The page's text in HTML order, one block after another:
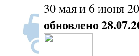
30 мая и 6 июня
обновлено